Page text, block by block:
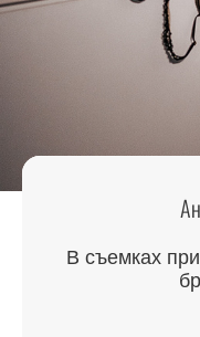
В съемках